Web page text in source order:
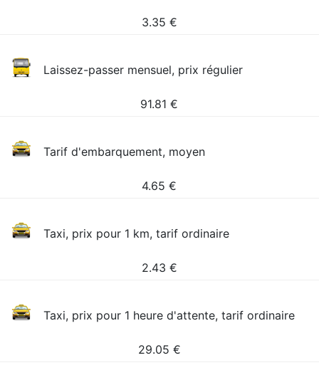
3.35 €
Laissez-passer mensuel, prix régulier
91.81 €
Tarif d'embarquement, moyen
4.65 €
Taxi, prix pour 1 km, tarif ordinaire
2.43 €
Taxi, prix pour 1 heure d'attente, tarif ordinaire
29.05 €